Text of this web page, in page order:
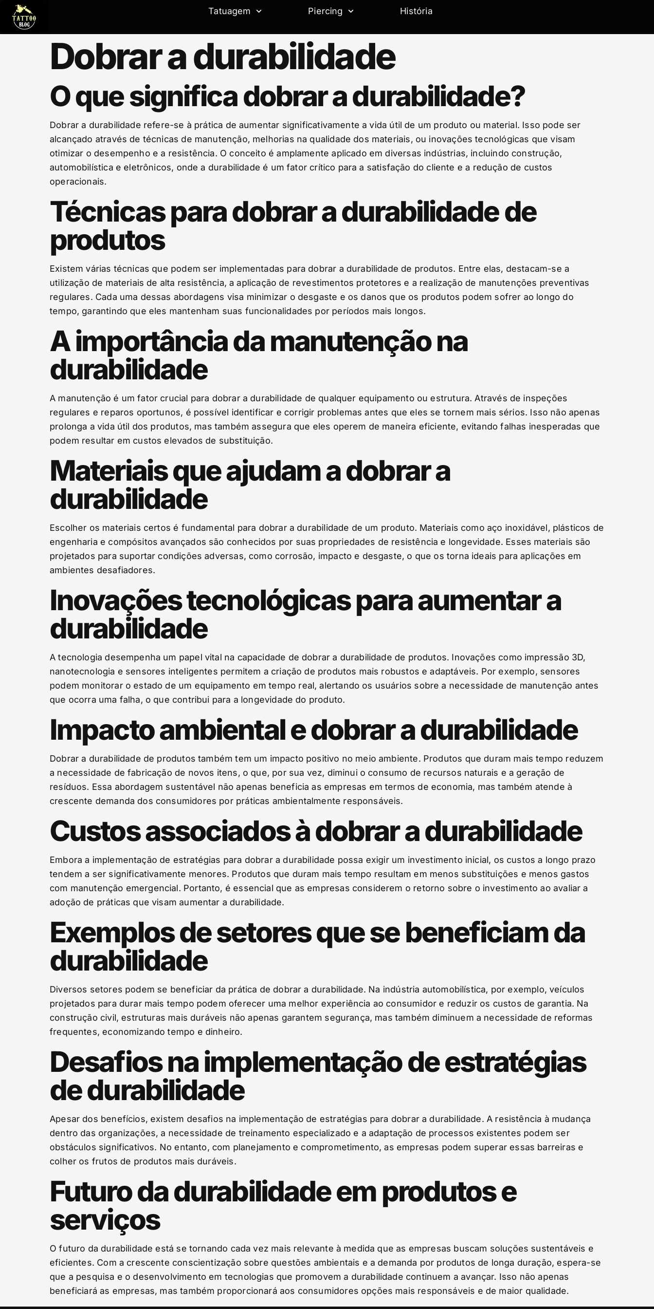
Tatuagem Piercing História
Dobrar a durabilidade
O que significa dobrar a durabilidade?
Dobrar a durabilidade refere-se à prática de aumentar significativamente a vida útil de um produto ou material. Isso pode ser
alcançado através de técnicas de manutenção, melhorias na qualidade dos materiais, ou inovações tecnológicas que visam
otimizar o desempenho e a resistência. O conceito é amplamente aplicado em diversas indústrias, incluindo construção,
automobilística e eletrônicos, onde a durabilidade é um fator crítico para a satisfação do cliente e a redução de custos
operacionais.
Técnicas para dobrar a durabilidade de
produtos
Existem várias técnicas que podem ser implementadas para dobrar a durabilidade de produtos. Entre elas, destacam-se a
utilização de materiais de alta resistência, a aplicação de revestimentos protetores e a realização de manutenções preventivas
regulares. Cada uma dessas abordagens visa minimizar o desgaste e os danos que os produtos podem sofrer ao longo do
tempo, garantindo que eles mantenham suas funcionalidades por períodos mais longos.
A importância da manutenção na
durabilidade
A manutenção é um fator crucial para dobrar a durabilidade de qualquer equipamento ou estrutura. Através de inspeções
regulares e reparos oportunos, é possível identificar e corrigir problemas antes que eles se tornem mais sérios. Isso não apenas
prolonga a vida útil dos produtos, mas também assegura que eles operem de maneira eficiente, evitando falhas inesperadas que
podem resultar em custos elevados de substituição.
Materiais que ajudam a dobrar a
durabilidade
Escolher os materiais certos é fundamental para dobrar a durabilidade de um produto. Materiais como aço inoxidável, plásticos de
engenharia e compósitos avançados são conhecidos por suas propriedades de resistência e longevidade. Esses materiais são
projetados para suportar condições adversas, como corrosão, impacto e desgaste, o que os torna ideais para aplicações em
ambientes desafiadores.
Inovações tecnológicas para aumentar a
durabilidade
A tecnologia desempenha um papel vital na capacidade de dobrar a durabilidade de produtos. Inovações como impressão 3D,
nanotecnologia e sensores inteligentes permitem a criação de produtos mais robustos e adaptáveis. Por exemplo, sensores
podem monitorar o estado de um equipamento em tempo real, alertando os usuários sobre a necessidade de manutenção antes
que ocorra uma falha, o que contribui para a longevidade do produto.
Impacto ambiental e dobrar a durabilidade
Dobrar a durabilidade de produtos também tem um impacto positivo no meio ambiente. Produtos que duram mais tempo reduzem
a necessidade de fabricação de novos itens, o que, por sua vez, diminui o consumo de recursos naturais e a geração de
resíduos. Essa abordagem sustentável não apenas beneficia as empresas em termos de economia, mas também atende à
crescente demanda dos consumidores por práticas ambientalmente responsáveis.
Custos associados à dobrar a durabilidade
Embora a implementação de estratégias para dobrar a durabilidade possa exigir um investimento inicial, os custos a longo prazo
tendem a ser significativamente menores. Produtos que duram mais tempo resultam em menos substituições e menos gastos
com manutenção emergencial. Portanto, é essencial que as empresas considerem o retorno sobre o investimento ao avaliar a
adoção de práticas que visam aumentar a durabilidade.
Exemplos de setores que se beneficiam da
durabilidade
Diversos setores podem se beneficiar da prática de dobrar a durabilidade. Na indústria automobilística, por exemplo, veículos
projetados para durar mais tempo podem oferecer uma melhor experiência ao consumidor e reduzir os custos de garantia. Na
construção civil, estruturas mais duráveis não apenas garantem segurança, mas também diminuem a necessidade de reformas
frequentes, economizando tempo e dinheiro.
Desafios na implementação de estratégias
de durabilidade
Apesar dos benefícios, existem desafios na implementação de estratégias para dobrar a durabilidade. A resistência à mudança
dentro das organizações, a necessidade de treinamento especializado e a adaptação de processos existentes podem ser
obstáculos significativos. No entanto, com planejamento e comprometimento, as empresas podem superar essas barreiras e
colher os frutos de produtos mais duráveis.
Futuro da durabilidade em produtos e
serviços
O futuro da durabilidade está se tornando cada vez mais relevante à medida que as empresas buscam soluções sustentáveis e
eficientes. Com a crescente conscientização sobre questões ambientais e a demanda por produtos de longa duração, espera-se
que a pesquisa e o desenvolvimento em tecnologias que promovem a durabilidade continuem a avançar. Isso não apenas
beneficiará as empresas, mas também proporcionará aos consumidores opções mais responsáveis e de maior qualidade.